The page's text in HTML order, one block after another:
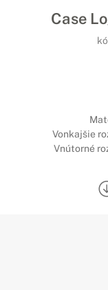
Case
Vonkajšie
Vnútorné